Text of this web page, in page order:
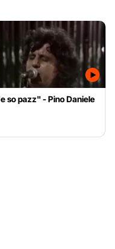
so pazz" - Pino Daniele